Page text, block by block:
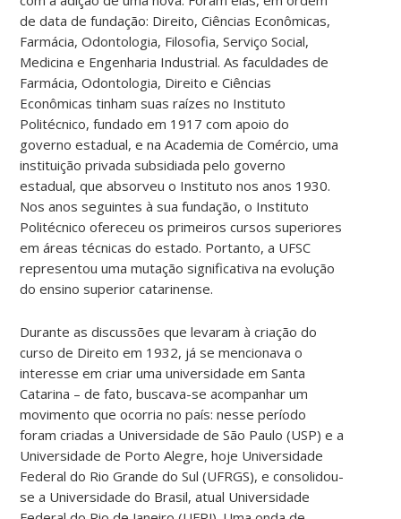
de data de fundação: Direito, Ciências Econômicas,
Farmácia, Odontologia, Filosofia, Serviço Social,
Medicina e Engenharia Industrial. As faculdades de
Farmácia, Odontologia, Direito e Ciências
Econômicas tinham suas raízes no Instituto
Politécnico, fundado em 1917 com apoio do
governo estadual, e na Academia de Comércio, uma
instituição privada subsidiada pelo governo
estadual, que absorveu o Instituto nos anos 1930.
Nos anos seguintes à sua fundação, o Instituto
Politécnico ofereceu os primeiros cursos superiores
em áreas técnicas do estado. Portanto, a UFSC
representou uma mutação significativa na evolução
do ensino superior catarinense.
Durante as discussões que levaram à criação do
curso de Direito em 1932, já se mencionava o
interesse em criar uma universidade em Santa
Catarina – de fato, buscava-se acompanhar um
movimento que ocorria no país: nesse período
foram criadas a Universidade de São Paulo (USP) e a
Universidade de Porto Alegre, hoje Universidade
Federal do Rio Grande do Sul (UFRGS), e consolidou-
se a Universidade do Brasil, atual Universidade